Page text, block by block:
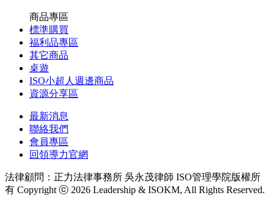
商品專區
標準購買
福利品專區
其它商品
桌遊
ISO小超人週邊商品
資源分享區
最新消息
聯絡我們
會員專區
回領導力官網
法律顧問：正力法律事務所 吳永茂律師 ISO管理學院版權所
有 Copyright ⓒ 2026 Leadership & ISOKM, All Rights Reserved.